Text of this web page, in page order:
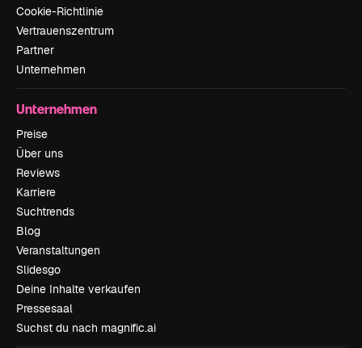
Cookie-Richtlinie
Vertrauenszentrum
Partner
Unternehmen
Unternehmen
Preise
Über uns
Reviews
Karriere
Suchtrends
Blog
Veranstaltungen
Slidesgo
Deine Inhalte verkaufen
Pressesaal
Suchst du nach magnific.ai